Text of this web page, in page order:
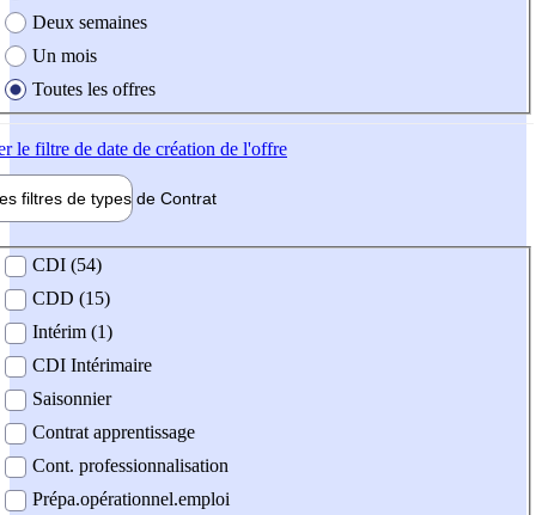
Deux semaines
Un mois
Toutes les offres
le filtre de date de création de l'offre
filtres de types de Contrat
contrat
CDI (54)
CDD (15)
Intérim (1)
CDI Intérimaire
Saisonnier
Contrat apprentissage
Cont. professionnalisation
Prépa.opérationnel.emploi